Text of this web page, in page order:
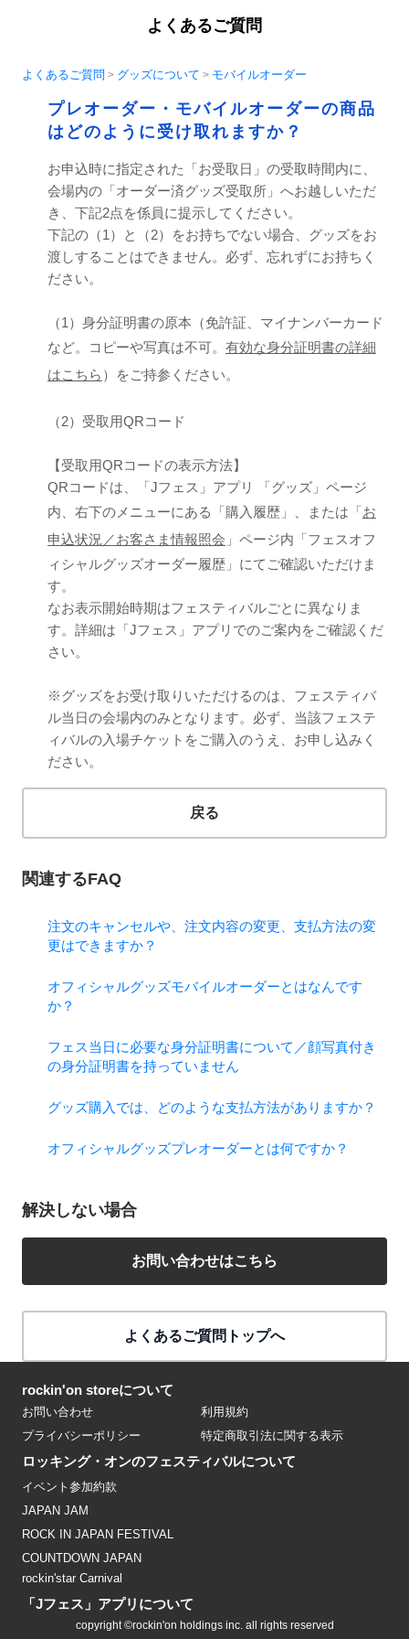
よくあるご質問
よくあるご質問 > グッズについて > モバイルオーダー
プレオーダー・モバイルオーダーの商品
はどのように受け取れますか？
お申込時に指定された「お受取日」の受取時間内に、
会場内の「オーダー済グッズ受取所」へお越しいただ
き、下記2点を係員に提示してください。
下記の（1）と（2）をお持ちでない場合、グッズをお
渡しすることはできません。必ず、忘れずにお持ちく
ださい。
（1）身分証明書の原本（免許証、マイナンバーカード
など。コピーや写真は不可。 有効な身分証明書の詳細
はこちら ）をご持参ください。
（2）受取用QRコード
【受取用QRコードの表示方法】
QRコードは、「Jフェス」アプリ 「グッズ」ページ
内、右下のメニューにある「購入履歴」、または「お
申込状況／お客さま情報照会 」ページ内「フェスオフ
ィシャルグッズオーダー履歴」にてご確認いただけま
す。
なお表示開始時期はフェスティバルごとに異なりま
す。詳細は「Jフェス」アプリでのご案内をご確認くだ
さい。
※グッズをお受け取りいただけるのは、フェスティバ
ル当日の会場内のみとなります。必ず、当該フェステ
ィバルの入場チケットをご購入のうえ、お申し込みく
ださい。
戻る
関連するFAQ
注文のキャンセルや、注文内容の変更、支払方法の変
更はできますか？
オフィシャルグッズモバイルオーダーとはなんです
か？
フェス当日に必要な身分証明書について／顔写真付き
の身分証明書を持っていません
グッズ購入では、どのような支払方法がありますか？
オフィシャルグッズプレオーダーとは何ですか？
解決しない場合
お問い合わせはこちら
よくあるご質問トップへ
rockin'on storeについて
お問い合わせ
利用規約
プライバシーポリシー
特定商取引法に関する表示
ロッキング・オンのフェスティバルについて
イベント参加約款
JAPAN JAM
ROCK IN JAPAN FESTIVAL
COUNTDOWN JAPAN
rockin'star Carnival
「Jフェス」アプリについて
copyright ©rockin'on holdings inc. all rights reserved